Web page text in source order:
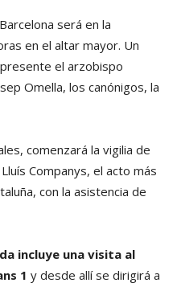
será en la
en el altar mayor. Un
el arzobispo
Omella, los canónigos, la
comenzará la vigilia de
Companys, el acto más
con la asistencia de
incluye una visita al
1 y desde allí se dirigirá a